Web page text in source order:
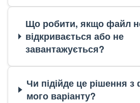
Що робити, якщо файл
відкривається або не
завантажується?
Чи підійде це рішення з
мого варіанту?